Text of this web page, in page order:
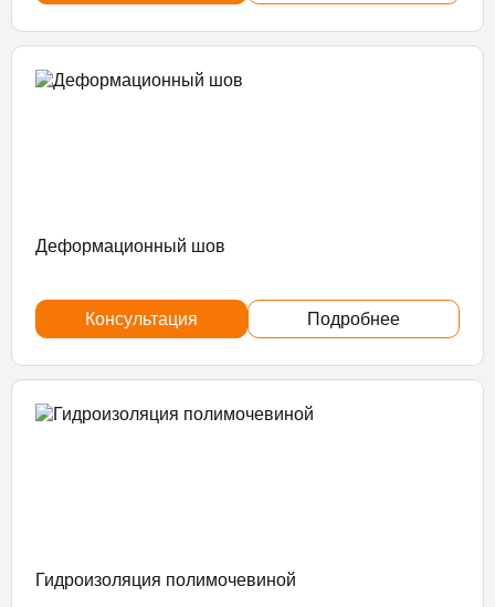
Деформационный шов
Консультация Подробнее
Гидроизоляция полимочевиной